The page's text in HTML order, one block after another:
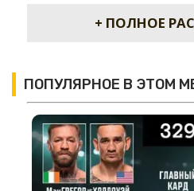
+ ПОЛНОЕ
ПОПУЛЯРНОЕ В ЭТОМ